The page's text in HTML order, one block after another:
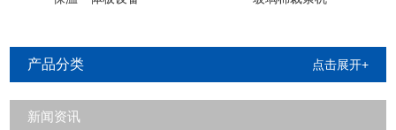
产品分类 点击展开+
新闻资讯